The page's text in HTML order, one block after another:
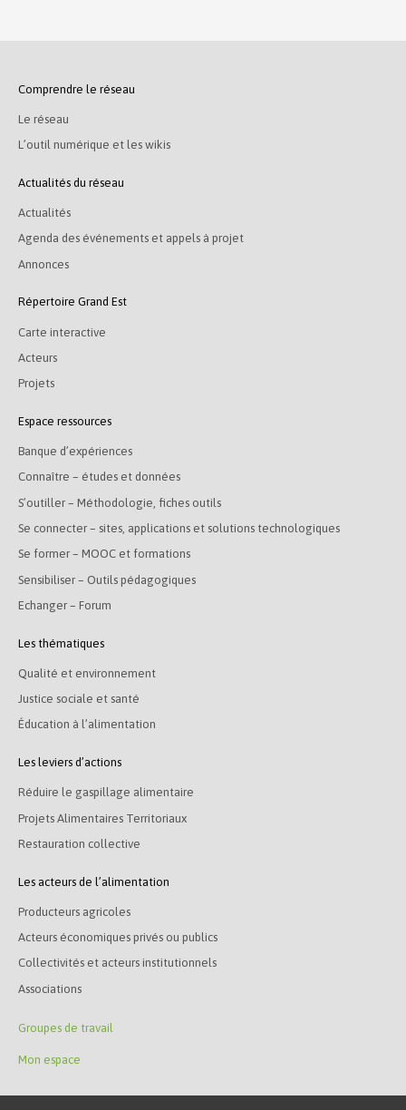
Comprendre le réseau
Le réseau
L’outil numérique et les wikis
Actualités du réseau
Actualités
Agenda des événements et appels à projet
Annonces
Répertoire Grand Est
Carte interactive
Acteurs
Projets
Espace ressources
Banque d’expériences
Connaître – études et données
S’outiller – Méthodologie, fiches outils
Se connecter – sites, applications et solutions technologiques
Se former – MOOC et formations
Sensibiliser – Outils pédagogiques
Echanger – Forum
Les thématiques
Qualité et environnement
Justice sociale et santé
Éducation à l’alimentation
Les leviers d’actions
Réduire le gaspillage alimentaire
Projets Alimentaires Territoriaux
Restauration collective
Les acteurs de l’alimentation
Producteurs agricoles
Acteurs économiques privés ou publics
Collectivités et acteurs institutionnels
Associations
Groupes de travail
Mon espace